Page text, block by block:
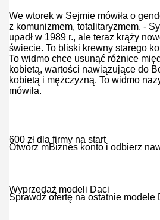
We wtorek w Sejmie mówiła o
z komunizmem, totalitaryzmem. -
upadł w 1989 r., ale teraz krąży
świecie. To bliski krewny starego
To widmo chce usunąć różnice
kobietą, wartości nawiązujące do
kobietą i mężczyzną. To widmo
mówiła.
600 zł dla firmy na start
Otwórz mBiznes konto i odbierz
Wyprzedaż modeli Daci
Sprawdź ofertę na ostatnie modele